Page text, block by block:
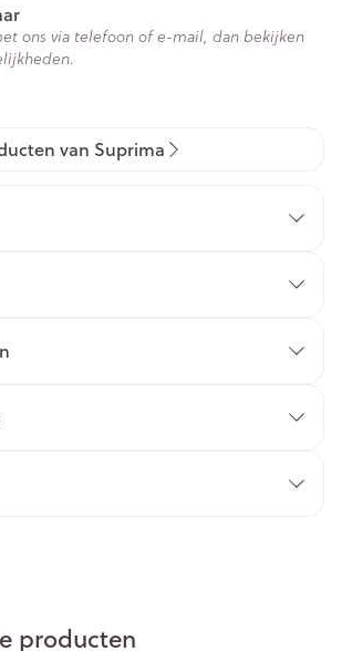
ons via telefoon of e-mail, dan bekijken
van Suprima
producten